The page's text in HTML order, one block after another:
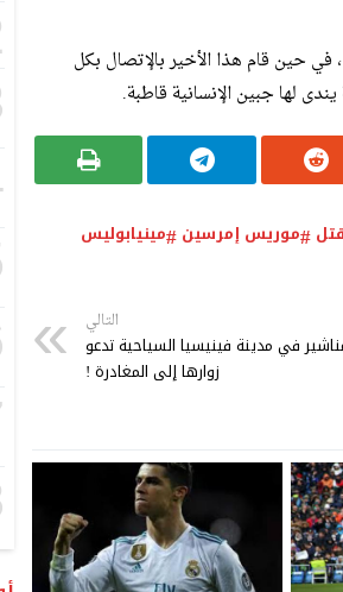
حين قام هذا الأخير بالإتصال بكل
لها جبين الإنسانية قاطبة.
قتل موريس إمرسين مينيابوليس
التالي
في مدينة فينيسيا السياحية تدعو
زوارها إلى المغادرة !